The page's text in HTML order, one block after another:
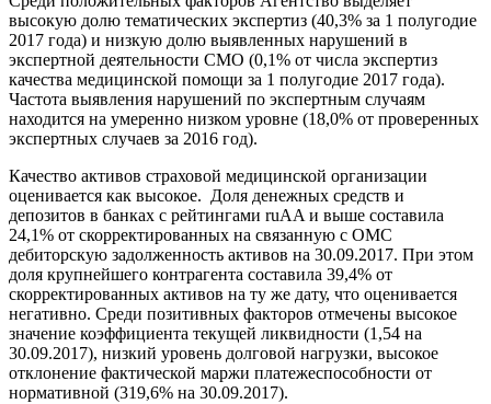
высокую долю тематических экспертиз (40,3% за 1 полугодие
2017 года) и низкую долю выявленных нарушений в
экспертной деятельности СМО (0,1% от числа экспертиз
качества медицинской помощи за 1 полугодие 2017 года).
Частота выявления нарушений по экспертным случаям
находится на умеренно низком уровне (18,0% от проверенных
экспертных случаев за 2016 год).
Качество активов страховой медицинской организации
оценивается как высокое. Доля денежных средств и
депозитов в банках с рейтингами ruAA и выше составила
24,1% от скорректированных на связанную с ОМС
дебиторскую задолженность активов на 30.09.2017. При этом
доля крупнейшего контрагента составила 39,4% от
скорректированных активов на ту же дату, что оценивается
негативно. Среди позитивных факторов отмечены высокое
значение коэффициента текущей ликвидности (1,54 на
30.09.2017), низкий уровень долговой нагрузки, высокое
отклонение фактической маржи платежеспособности от
нормативной (319,6% на 30.09.2017).